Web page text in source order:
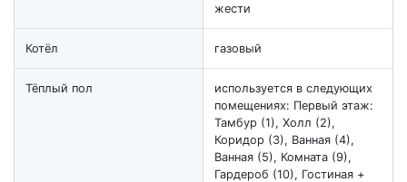
жести
Котёл газовый
Тёплый пол
используется в следующих
помещениях: Первый этаж:
Тамбур (1), Холл (2),
Коридор (3), Ванная (4),
Ванная (5), Комната (9),
Гардероб (10), Гостиная +